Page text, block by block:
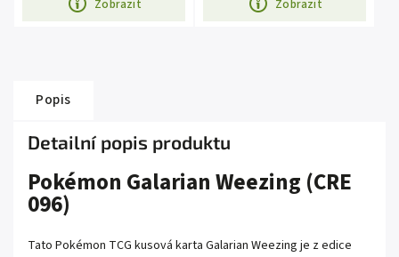
Zobrazit Zobrazit
Popis
Detailní popis produktu
Pokémon Galarian Weezing (CRE
096)
Tato Pokémon TCG kusová karta Galarian Weezing je z edice